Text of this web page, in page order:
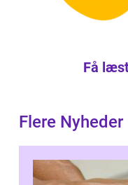
Få
Flere Nyheder